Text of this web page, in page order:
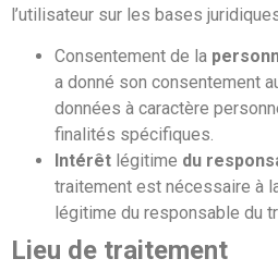
l’utilisateur sur les bases
Consentement de la
a donné son consentement
données à caractère
finalités spécifiques.
Intérêt légitime du
traitement est nécessaire à
légitime du responsable du
Lieu de traitement